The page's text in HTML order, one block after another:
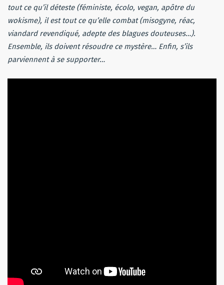
tout ce qu’il déteste (féministe, écolo, vegan, apôtre du
wokisme), il est tout ce qu’elle combat (misogyne, réac,
viandard revendiqué, adepte des blagues douteuses…).
Ensemble, ils doivent résoudre ce mystère… Enfin, s’ils
parviennent à se supporter…